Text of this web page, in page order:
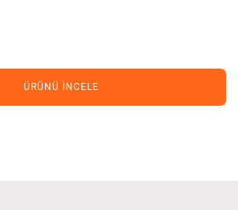
ÜRÜNÜ İNCELE